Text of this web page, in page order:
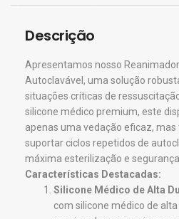
Descrição
Apresentamos nosso
Autoclavável, uma solução
situações críticas de
silicone médico premium, este
apenas uma vedação eficaz,
suportar ciclos repetidos de
máxima esterilização e
Características Destacadas:
Silicone Médico de Alta
com silicone médico de